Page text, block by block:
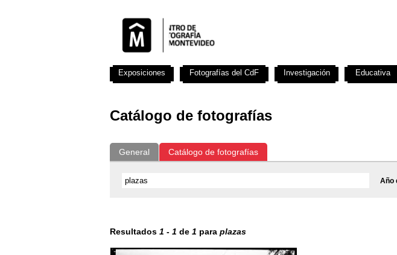
Catálogo de fotografías
General Catálogo de fotografías
Año
Resultados 1 - 1 de 1 para plazas
Exposiciones Fotografías del CdF Investigación Educativa